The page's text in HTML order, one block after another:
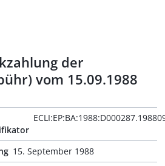
der
vom 15.09.1988
15. September 1988